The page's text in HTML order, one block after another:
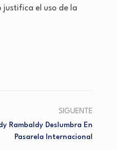
justifica el uso de la
SIGUENTE
Rambaldy Deslumbra En
Pasarela Internacional